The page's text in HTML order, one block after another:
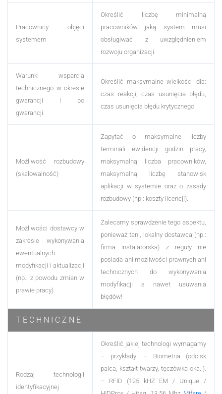
Pracownicy objęci
systemem
Określić liczbę minimalną
pracowników jaką system musi
obsługiwać z uwzględnieniem
rozwoju organizacji.
Warunki wsparcia
technicznego w okresie
gwarancji i po
gwarancji.
Określić maksymalne wielkości dla:
czas reakcji, czas usunięcia błędu,
czas usunięcia błędu krytycznego.
Możliwość rozbudowy
(skalowalność)
Zapytać o maksymalne liczby
terminali ewidencji godzin pracy,
maksymalną liczba pracowników,
maksymalną liczbę stanowisk
aplikacji w systemie oraz o zasady
rozbudowy (np.: koszty licencji).
Możliwości dostawcy w
zakresie wykonywania
ewentualnych
modyfikacji i aktualizacji
(np.: z powodu zmian w
prawie pracy).
Zalecamy sprawdzenie tego aspektu,
ponieważ tani, lokalny dostawca (np.:
firma instalatorska) z reguły nie
posiada ani możliwości prawnych ani
technicznych do wykonywania
modyfikacji a nawet usuwania
błędów!
T E C H N I C Z N E
Rodzaj technologii
identyfikacyjnej
Określić jakiej technologi wymagamy
– przykłady: – Biometria (odcisk
palca, kształt twarzy, tęczówka oka..).
– RFID (125 kHZ EM / Unique /